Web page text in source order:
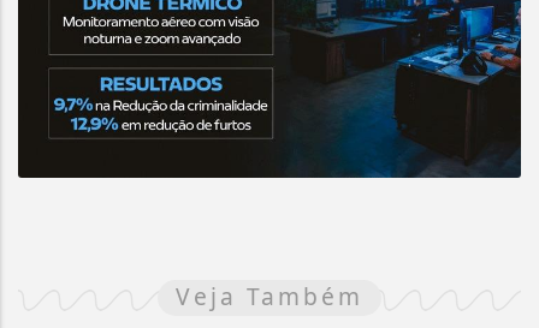
Veja Também